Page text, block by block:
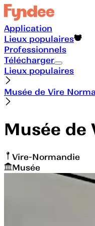
Application
Lieux populaires
Professionnels
Télécharger
Lieux populaires
Musée de Vire
Musée de
Vire-Normandie
Musée